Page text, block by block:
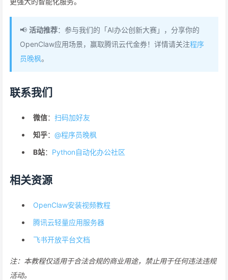
📢 活动推荐：参与我们的「AI办公创新大赛」，分享你的
OpenClaw应用场景，赢取腾讯云代金券！详情请关注程序
员晚枫。
联系我们
微信： 扫码加好友
知乎： @程序员晚枫
B站： Python自动化办公社区
相关资源
OpenClaw安装视频教程
腾讯云轻量应用服务器
飞书开放平台文档
注：本教程仅适用于合法合规的商业用途，禁止用于任何违法违规
活动。